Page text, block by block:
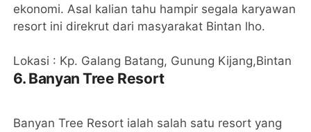
ekonomi. Asal kalian tahu hampir segala karyawan
resort ini direkrut dari masyarakat Bintan lho.
Lokasi : Kp. Galang Batang, Gunung Kijang,Bintan
6. Banyan Tree Resort
Banyan Tree Resort ialah salah satu resort yang